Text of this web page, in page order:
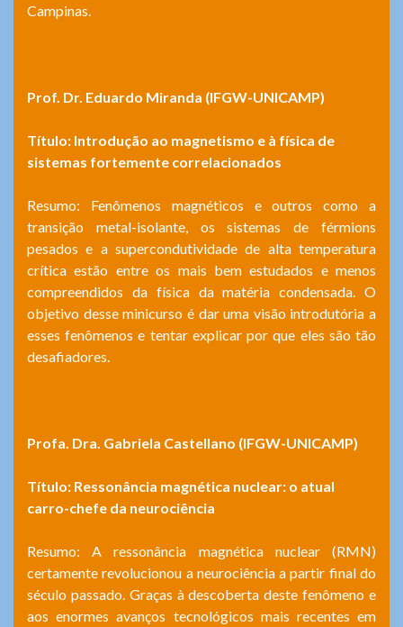
Campinas.
Prof. Dr. Eduardo Miranda (IFGW-UNICAMP)
Título: Introdução ao magnetismo e à física de
sistemas fortemente correlacionados
Resumo: Fenômenos magnéticos e outros como a
transição metal-isolante, os sistemas de férmions
pesados e a supercondutividade de alta temperatura
crítica estão entre os mais bem estudados e menos
compreendidos da física da matéria condensada. O
objetivo desse minicurso é dar uma visão introdutória a
esses fenômenos e tentar explicar por que eles são tão
desafiadores.
Profa. Dra. Gabriela Castellano (IFGW-UNICAMP)
Título: Ressonância magnética nuclear: o atual
carro-chefe da neurociência
Resumo: A ressonância magnética nuclear (RMN)
certamente revolucionou a neurociência a partir final do
século passado. Graças à descoberta deste fenômeno e
aos enormes avanços tecnológicos mais recentes em